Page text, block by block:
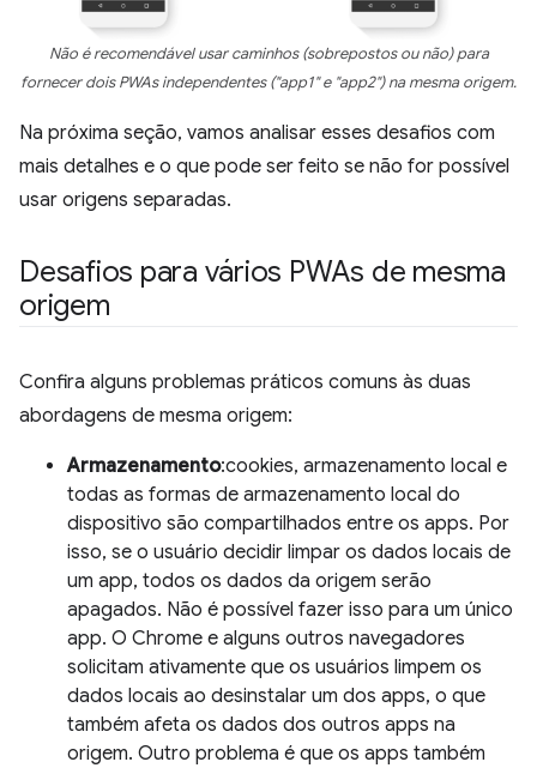
Não é recomendável usar caminhos (sobrepostos ou não) para
fornecer dois PWAs independentes ("app1" e "app2") na mesma origem.
Na próxima seção, vamos analisar esses desafios com
mais detalhes e o que pode ser feito se não for possível
usar origens separadas.
Desafios para vários PWAs de mesma
origem
Confira alguns problemas práticos comuns às duas
abordagens de mesma origem:
Armazenamento:cookies, armazenamento local e
todas as formas de armazenamento local do
dispositivo são compartilhados entre os apps. Por
isso, se o usuário decidir limpar os dados locais de
um app, todos os dados da origem serão
apagados. Não é possível fazer isso para um único
app. O Chrome e alguns outros navegadores
solicitam ativamente que os usuários limpem os
dados locais ao desinstalar um dos apps, o que
também afeta os dados dos outros apps na
origem. Outro problema é que os apps também